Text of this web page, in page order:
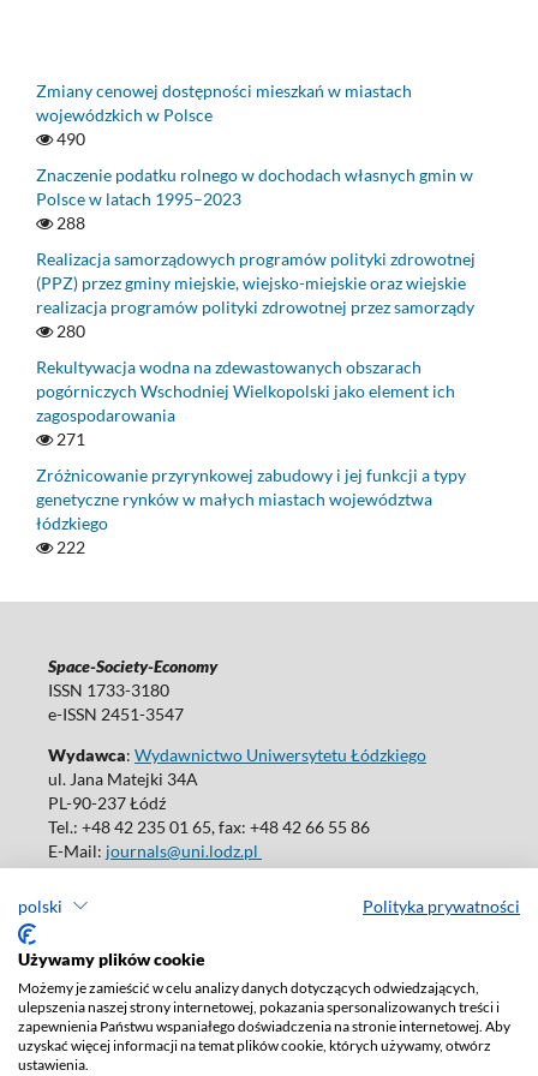
polski Polityka prywatności
Używamy plików cookie
Możemy je zamieścić w celu analizy danych dotyczących odwiedzających,
ulepszenia naszej strony internetowej, pokazania spersonalizowanych treści i
zapewnienia Państwu wspaniałego doświadczenia na stronie internetowej. Aby
uzyskać więcej informacji na temat plików cookie, których używamy, otwórz
ustawienia.
Zmiany cenowej dostępności mieszkań w miastach
wojewódzkich w Polsce
490
Znaczenie podatku rolnego w dochodach własnych gmin w
Polsce w latach 1995–2023
288
Realizacja samorządowych programów polityki zdrowotnej
(PPZ) przez gminy miejskie, wiejsko-miejskie oraz wiejskie
realizacja programów polityki zdrowotnej przez samorządy
280
Rekultywacja wodna na zdewastowanych obszarach
pogórniczych Wschodniej Wielkopolski jako element ich
zagospodarowania
271
Zróżnicowanie przyrynkowej zabudowy i jej funkcji a typy
genetyczne rynków w małych miastach województwa
łódzkiego
222
Space-Society-Economy
ISSN 1733-3180
e-ISSN 2451-3547
Wydawca: Wydawnictwo Uniwersytetu Łódzkiego
ul. Jana Matejki 34A
PL-90-237 Łódź
Tel.: +48 42 235 01 65, fax: +48 42 66 55 86
E-Mail: journals@uni.lodz.pl
Deklaracja dostępności